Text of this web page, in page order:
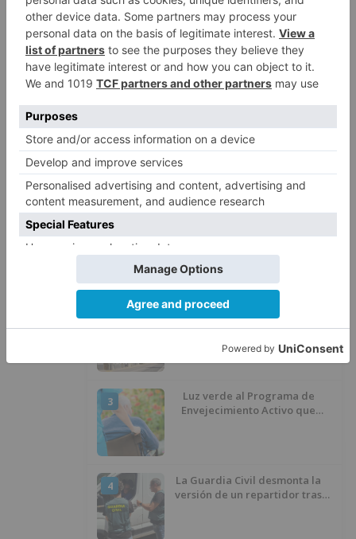
4
expedientes de regularización
de inmigrantes
5
El PSOE denuncia que las
desinfección obligatoria contra
plagas
LO ÚLTIMO
1
dejar atrás su aislamiento con el
inicio de la senda peatonal y
2
Asociaciones y Pedanías de la
Merindad de Montija de Burgos
farmacia de Villasante
3
Luz verde al Programa de
Envejecimiento Activo que
4
La Guardia Civil desmonta la
versión de un repartidor tras